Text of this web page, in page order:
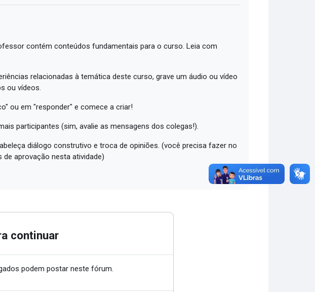
contém conteúdos fundamentais para o curso. Leia com
relacionadas à temática deste curso, grave um áudio ou vídeo
ou vídeos.
ou em "responder" e comece a criar!
participantes (sim, avalie as mensagens dos colegas!).
diálogo construtivo e troca de opiniões. (você precisa fazer no
aprovação nesta atividade)
continuar
podem postar neste fórum.